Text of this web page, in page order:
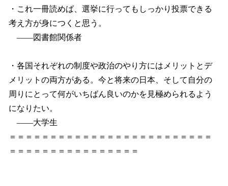
・これ一冊読めば、選挙に行ってもしっかり投票できる
考え方が身につくと思う。
――図書館関係者
・各国それぞれの制度や政治のやり方にはメリットとデ
メリットの両方がある。今と将来の日本、そして自分の
周りにとって何がいちばん良いのかを見極められるよう
になりたい。
――大学生
＝＝＝＝＝＝＝＝＝＝＝＝＝＝＝＝＝＝＝＝＝＝＝＝＝
＝＝＝＝＝＝＝＝＝＝＝＝＝＝＝＝